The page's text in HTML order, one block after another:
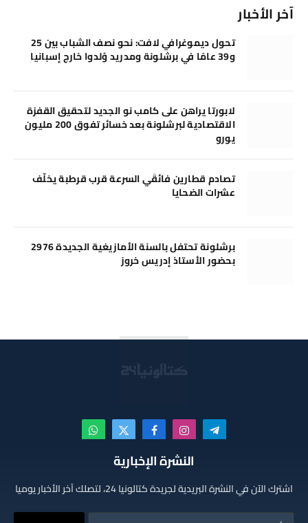
آخر الأخبار
تحول ديموغرافي لافت: نحو نصف الشباب بين 25
و39 عامًا في برشلونة ومدريد وُلدوا خارج إسبانيا
لابورتا يراهن على كامب نو الجديد لتحقيق القفزة
الاقتصادية لبرشلونة بعد خسائر تفوق 200 مليون
يورو
تصادم قطارين فائقَي السرعة قرب قرطبة يخلّف
عشرات الضحايا
برشلونة تحتفل بالسنة الأمازيغية الجديدة 2976
بحضور الأستاذ إدريس خروز
تيلقرام الانستغرامفيسبوكX
(Twitter)
واتساب
النشرة الإخبارية
اشترك الآن في النشرة البريدية لجريدة كتالونيا 24، لتصلك آخر الأخبار يوميا